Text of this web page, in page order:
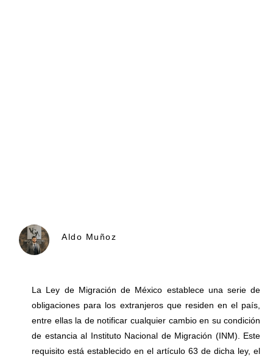
Aldo Muñoz
La Ley de Migración de México establece una serie de
obligaciones para los extranjeros que residen en el país,
entre ellas la de notificar cualquier cambio en su condición
de estancia al Instituto Nacional de Migración (INM). Este
requisito está establecido en el artículo 63 de dicha ley, el